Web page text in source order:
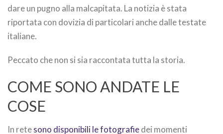
dare un pugno alla malcapitata. La notizia è stata
riportata con dovizia di particolari anche dalle testate
italiane.
Peccato che non si sia raccontata tutta la storia.
COME SONO ANDATE LE
COSE
In retesono disponibili le fotografiedei momenti